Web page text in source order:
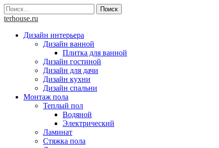
Skip
to
Найти:
terhouse.ru
Дизайн интерьера
Дизайн ванной
Плитка для ванной
Дизайн гостиной
Дизайн для дачи
Дизайн кухни
Дизайн спальни
Монтаж пола
Теплый пол
Водяной
Электрический
Ламинат
Стяжка пола